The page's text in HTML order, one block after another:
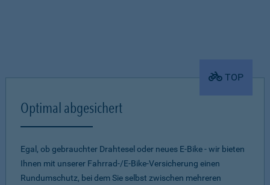
TOP
Optimal abgesichert
Egal, ob gebrauchter Drahtesel oder neues E-Bike - wir bieten
Ihnen mit unserer Fahrrad-/E-Bike-Versicherung einen
Rundumschutz, bei dem Sie selbst zwischen mehreren